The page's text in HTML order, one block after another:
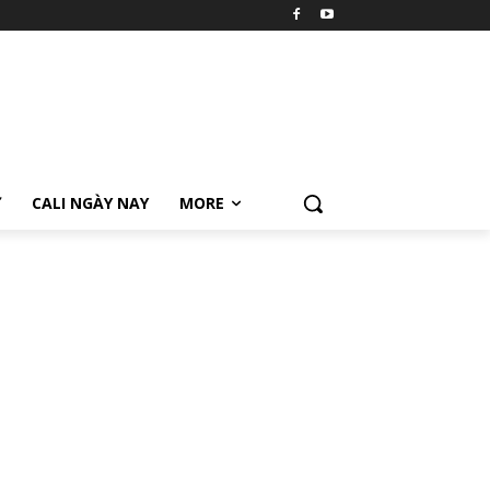
CALI NGÀY NAY MORE